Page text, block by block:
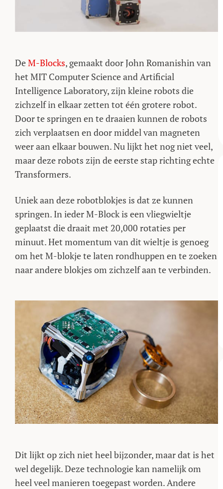
DeM-Blocks, gemaakt door John Romanishin van
het MIT Computer Science and Artificial
Intelligence Laboratory, zijn kleine robots die
zichzelf in elkaar zetten tot één grotere robot.
Door te springen en te draaien kunnen de robots
zich verplaatsen en door middel van magneten
weer aan elkaar bouwen. Nu lijkt het nog niet veel,
maar deze robots zijn de eerste stap richting echte
Transformers.
Uniek aan deze robotblokjes is dat ze kunnen
springen. In ieder M-Block is een vliegwieltje
geplaatst die draait met 20,000 rotaties per
minuut. Het momentum van dit wieltje is genoeg
om het M-blokje te laten rondhuppen en te zoeken
naar andere blokjes om zichzelf aan te verbinden.
Dit lijkt op zich niet heel bijzonder, maar dat is het
wel degelijk. Deze technologie kan namelijk om
heel veel manieren toegepast worden. Andere